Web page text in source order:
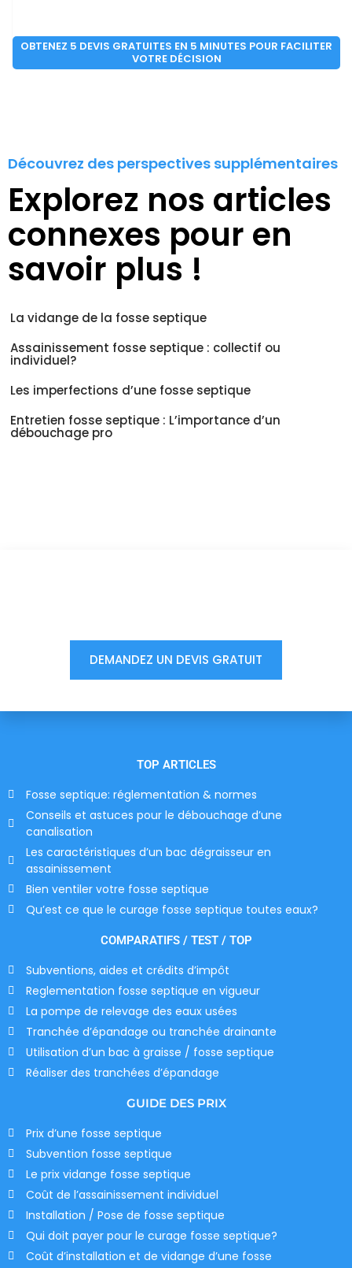
OBTENEZ 5 DEVIS GRATUITES EN 5 MINUTES POUR FACILITER
VOTRE DÉCISION
Découvrez des perspectives supplémentaires
Explorez nos articles
connexes pour en
savoir plus !
La vidange de la fosse septique
Assainissement fosse septique : collectif ou
individuel?
Les imperfections d’une fosse septique
Entretien fosse septique : L’importance d’un
débouchage pro
DEMANDEZ UN DEVIS GRATUIT
TOP ARTICLES
Fosse septique: réglementation & normes
Conseils et astuces pour le débouchage d’une
canalisation
Les caractéristiques d’un bac dégraisseur en
assainissement
Bien ventiler votre fosse septique
Qu’est ce que le curage fosse septique toutes eaux?
COMPARATIFS / TEST / TOP
Subventions, aides et crédits d’impôt
Reglementation fosse septique en vigueur
La pompe de relevage des eaux usées
Tranchée d’épandage ou tranchée drainante
Utilisation d’un bac à graisse / fosse septique
Réaliser des tranchées d’épandage
GUIDE DES PRIX
Prix d’une fosse septique
Subvention fosse septique
Le prix vidange fosse septique
Coût de l’assainissement individuel
Installation / Pose de fosse septique
Qui doit payer pour le curage fosse septique?
Coût d’installation et de vidange d’une fosse